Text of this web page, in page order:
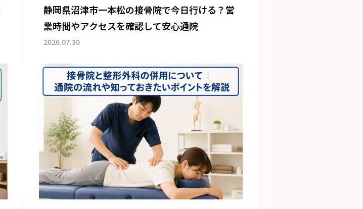
静岡県沼津市一本松の接骨院で今日行ける？営
業時間やアクセスを確認して安心通院
2026.07.30